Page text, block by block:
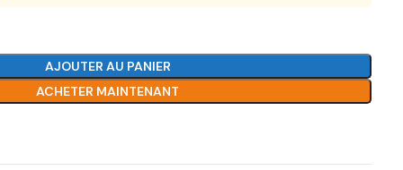
AJOUTER AU PANIER
ACHETER MAINTENANT